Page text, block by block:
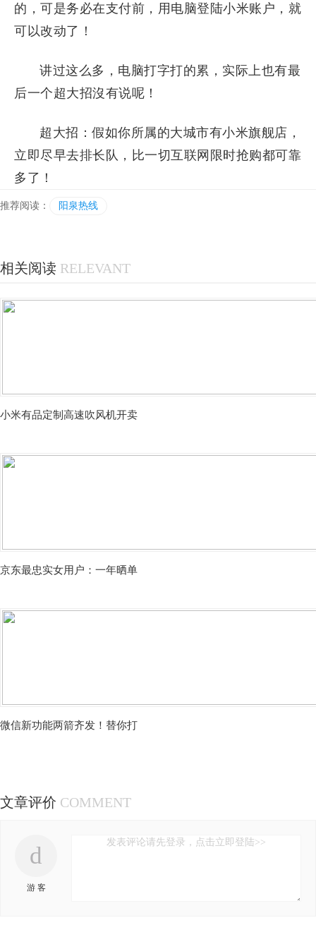
的，可是务必在支付前，用电脑登陆小米账户，就
可以改动了！
讲过这么多，电脑打字打的累，实际上也有最
后一个超大招沒有说呢！
超大招：假如你所属的大城市有小米旗舰店，
立即尽早去排长队，比一切互联网限时抢购都可靠
多了！
推荐阅读： 阳泉热线
相关阅读 RELEVANT
小米有品定制高速吹风机开卖
京东最忠实女用户：一年晒单
微信新功能两箭齐发！替你打
文章评价 COMMENT
d
游 客
发表评论请先登录，点击立即登陆>>